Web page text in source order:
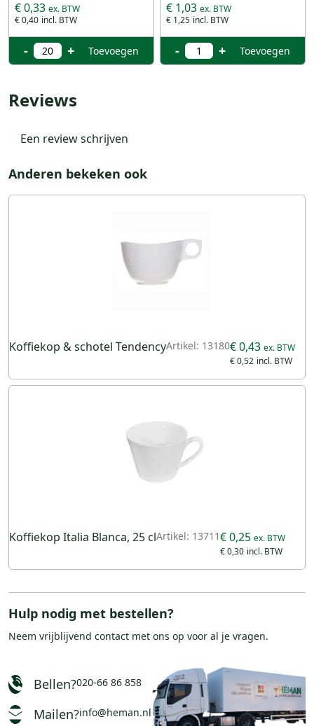
€ 0,40
€ 0,33
- + Toevoegen
€ 1,25
€ 1,03
- + Toevoegen
Reviews
Een review schrijven
Anderen bekeken ook
Koffiekop & schotel TendencyArtikel: 13180
€ 0,52
€ 0,43
Koffiekop Italia Blanca, 25 clArtikel: 13711
€ 0,30
€ 0,25
Hulp nodig met bestellen?
Neem vrijblijvend contact met ons op voor al je vragen.
Bellen?020-66 86 858
Mailen?info@heman.nl